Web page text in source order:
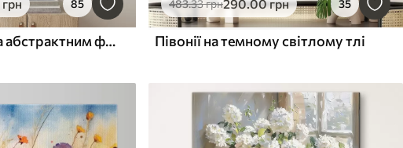
грн 85
Анотація квіти на абстрактним фоном
483.33грн290.00грн 35
Півонії на темному світлому тлі